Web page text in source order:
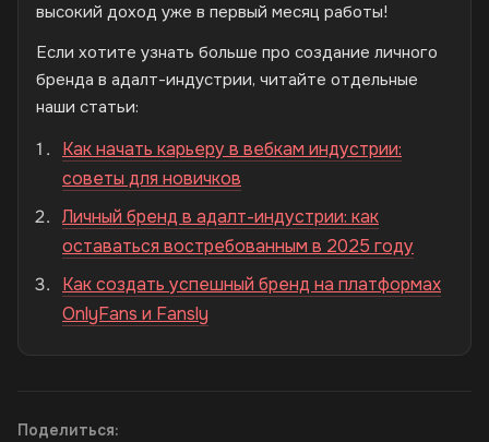
высокий доход уже в первый месяц работы!
Если хотите узнать больше про создание личного
бренда в адалт-индустрии, читайте отдельные
наши статьи:
Как начать карьеру в вебкам индустрии:
советы для новичков
Личный бренд в адалт-индустрии: как
оставаться востребованным в 2025 году
Как создать успешный бренд на платформах
OnlyFans и Fansly
Поделиться: